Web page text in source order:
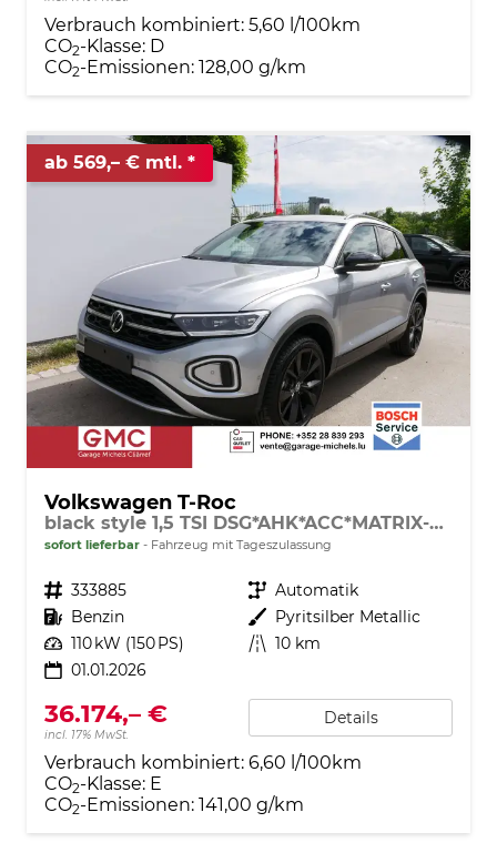
Verbrauch kombiniert: 5,60 l/100km
CO2-Klasse: D
CO2-Emissionen: 128,00 g/km
ab 569,– € mtl.
Volkswagen T-Roc
black style 1,5 TSI DSG*AHK*ACC*MATRIX-LED*SHZ*PDC*KAMERA*TEMPOMAT*19-ZOLL
sofort lieferbar Fahrzeug mit Tageszulassung
Fahrzeugnr. 333885 Getriebe Automatik
Kraftstoff Benzin Außenfarbe Pyritsilber Metallic
Leistung 110 kW (150 PS) Kilometerstand 10 km
01.01.2026
36.174,– €
incl. 17% MwSt.
Details
Verbrauch kombiniert: 6,60 l/100km
CO2-Klasse: E
CO2-Emissionen: 141,00 g/km